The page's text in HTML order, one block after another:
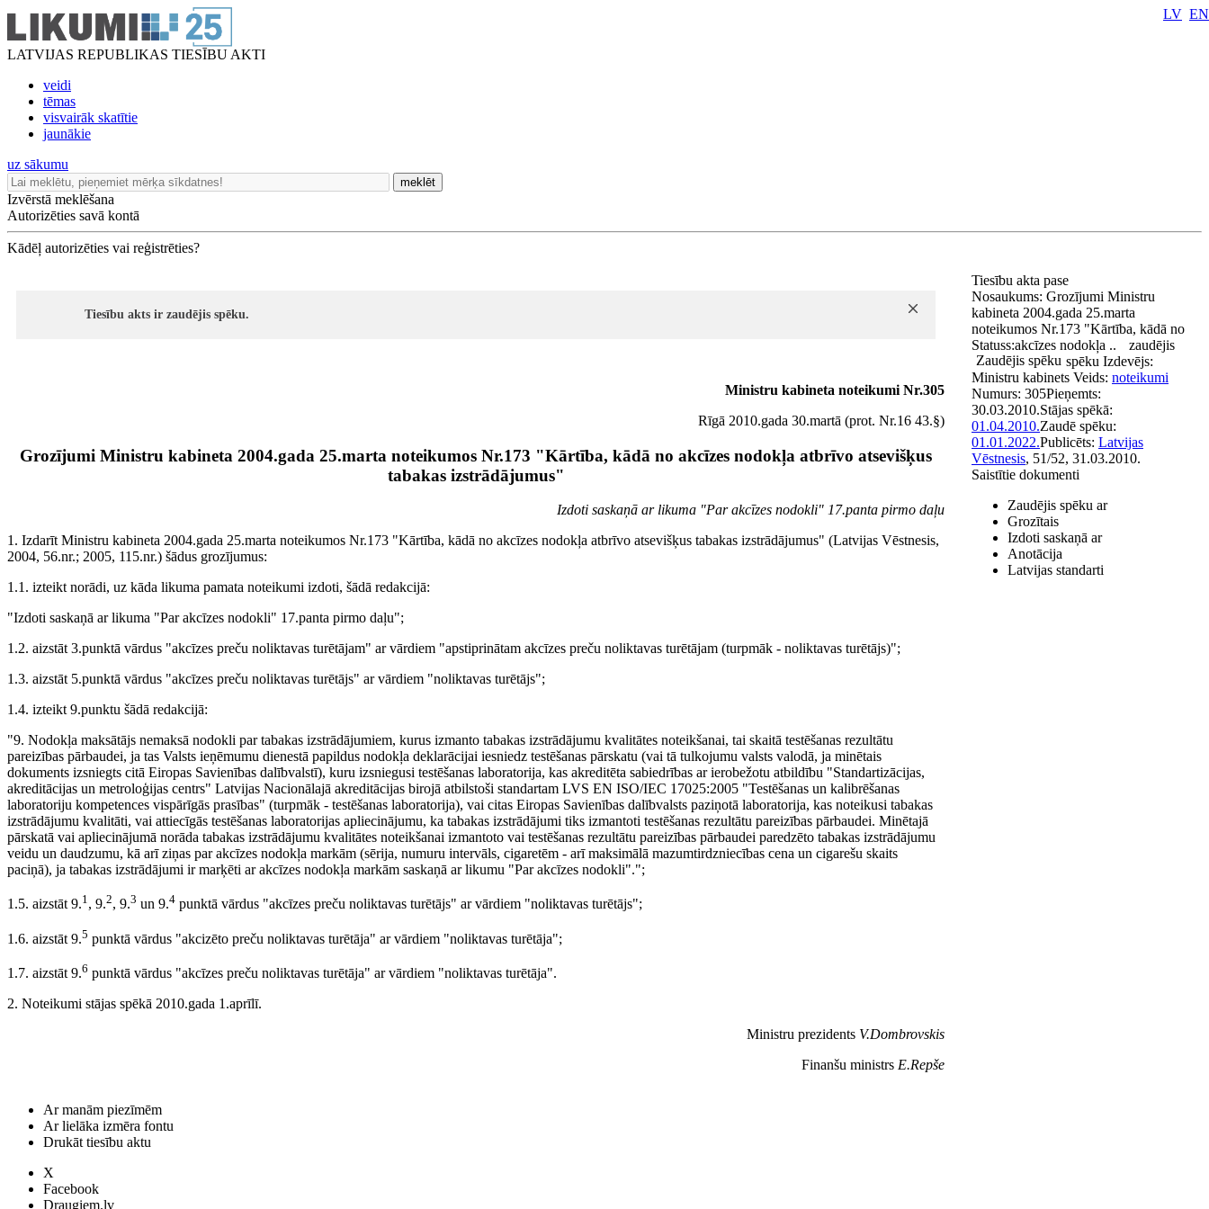
LATVIJAS REPUBLIKAS TIESĪBU AKTI
veidi
tēmas
visvairāk skatītie
jaunākie
LV EN
uz sākumu
meklēt
Izvērstā meklēšana
Autorizēties savā kontā
Kādēļ autorizēties vai reģistrēties?
Tiesību akts ir zaudējis spēku.
Ministru kabineta noteikumi Nr.305
Rīgā 2010.gada 30.martā (prot. Nr.16 43.§)
Grozījumi Ministru kabineta 2004.gada 25.marta noteikumos Nr.173 "Kārtība, kādā no akcīzes nodokļa atbrīvo atsevišķus
tabakas izstrādājumus"
Izdoti saskaņā ar likuma "Par akcīzes nodokli" 17.panta pirmo daļu
1. Izdarīt Ministru kabineta 2004.gada 25.marta noteikumos Nr.173 "Kārtība, kādā no akcīzes nodokļa atbrīvo atsevišķus tabakas izstrādājumus" (Latvijas Vēstnesis,
2004, 56.nr.; 2005, 115.nr.) šādus grozījumus:
1.1. izteikt norādi, uz kāda likuma pamata noteikumi izdoti, šādā redakcijā:
"Izdoti saskaņā ar likuma "Par akcīzes nodokli" 17.panta pirmo daļu";
1.2. aizstāt 3.punktā vārdus "akcīzes preču noliktavas turētājam" ar vārdiem "apstiprinātam akcīzes preču noliktavas turētājam (turpmāk - noliktavas turētājs)";
1.3. aizstāt 5.punktā vārdus "akcīzes preču noliktavas turētājs" ar vārdiem "noliktavas turētājs";
1.4. izteikt 9.punktu šādā redakcijā:
"9. Nodokļa maksātājs nemaksā nodokli par tabakas izstrādājumiem, kurus izmanto tabakas izstrādājumu kvalitātes noteikšanai, tai skaitā testēšanas rezultātu
pareizības pārbaudei, ja tas Valsts ieņēmumu dienestā papildus nodokļa deklarācijai iesniedz testēšanas pārskatu (vai tā tulkojumu valsts valodā, ja minētais
dokuments izsniegts citā Eiropas Savienības dalībvalstī), kuru izsniegusi testēšanas laboratorija, kas akreditēta sabiedrības ar ierobežotu atbildību "Standartizācijas,
akreditācijas un metroloģijas centrs" Latvijas Nacionālajā akreditācijas birojā atbilstoši standartam LVS EN ISO/IEC 17025:2005 "Testēšanas un kalibrēšanas
laboratoriju kompetences vispārīgās prasības" (turpmāk - testēšanas laboratorija), vai citas Eiropas Savienības dalībvalsts paziņotā laboratorija, kas noteikusi tabakas
izstrādājumu kvalitāti, vai attiecīgās testēšanas laboratorijas apliecinājumu, ka tabakas izstrādājumi tiks izmantoti testēšanas rezultātu pareizības pārbaudei. Minētajā
pārskatā vai apliecinājumā norāda tabakas izstrādājumu kvalitātes noteikšanai izmantoto vai testēšanas rezultātu pareizības pārbaudei paredzēto tabakas izstrādājumu
veidu un daudzumu, kā arī ziņas par akcīzes nodokļa markām (sērija, numuru intervāls, cigaretēm - arī maksimālā mazumtirdzniecības cena un cigarešu skaits
paciņā), ja tabakas izstrādājumi ir marķēti ar akcīzes nodokļa markām saskaņā ar likumu "Par akcīzes nodokli".";
1.5. aizstāt 9.1, 9.2, 9.3 un 9.4 punktā vārdus "akcīzes preču noliktavas turētājs" ar vārdiem "noliktavas turētājs";
1.6. aizstāt 9.5 punktā vārdus "akcizēto preču noliktavas turētāja" ar vārdiem "noliktavas turētāja";
1.7. aizstāt 9.6 punktā vārdus "akcīzes preču noliktavas turētāja" ar vārdiem "noliktavas turētāja".
2. Noteikumi stājas spēkā 2010.gada 1.aprīlī.
Ministru prezidents V.Dombrovskis
Finanšu ministrs E.Repše
Tiesību akta pase
Nosaukums: Grozījumi Ministru
kabineta 2004.gada 25.marta
noteikumos Nr.173 "Kārtība, kādā no
akcīzes nodokļa ..
Statuss:
Zaudējis spēku
zaudējis
spēku Izdevējs:
Ministru kabinets Veids: noteikumi
Numurs: 305Pieņemts:
30.03.2010.Stājas spēkā:
01.04.2010.Zaudē spēku:
01.01.2022.Publicēts: Latvijas
Vēstnesis, 51/52, 31.03.2010.
Saistītie dokumenti
Zaudējis spēku ar
Grozītais
Izdoti saskaņā ar
Anotācija
Latvijas standarti
Ar manām piezīmēm
Ar lielāka izmēra fontu
Drukāt tiesību aktu
X
Facebook
Draugiem.lv